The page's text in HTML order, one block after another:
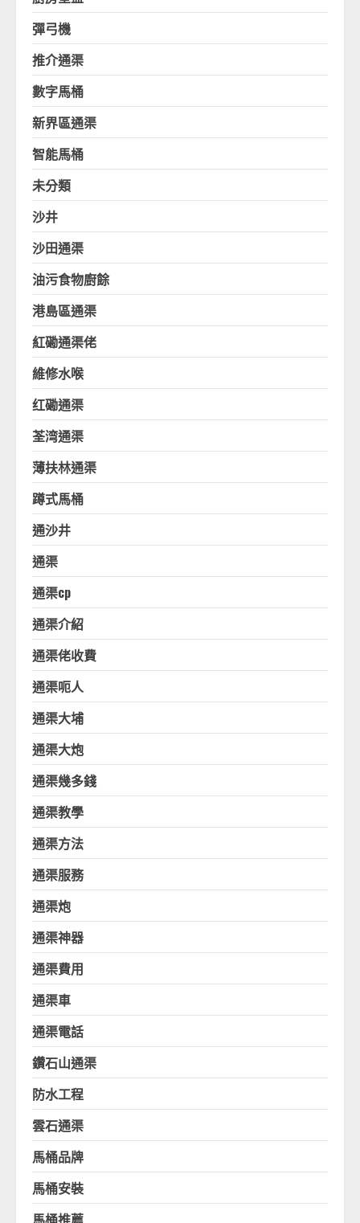
彈弓機
推介通渠
數字馬桶
新界區通渠
智能馬桶
未分類
沙井
沙田通渠
油污食物廚餘
港島區通渠
紅磡通渠佬
維修水喉
红磡通渠
荃湾通渠
薄扶林通渠
蹲式馬桶
通沙井
通渠
通渠cp
通渠介紹
通渠佬收費
通渠呃人
通渠大埔
通渠大炮
通渠幾多錢
通渠教學
通渠方法
通渠服務
通渠炮
通渠神器
通渠費用
通渠車
通渠電話
鑽石山通渠
防水工程
雲石通渠
馬桶品牌
馬桶安裝
馬桶推薦